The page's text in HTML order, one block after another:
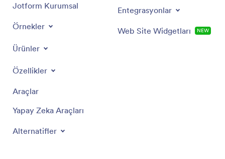
Jotform Kurumsal
Örnekler
Ürünler
Özellikler
Araçlar
Yapay Zeka Araçları
Alternatifler
Entegrasyonlar
Web Site Widgetları NEW